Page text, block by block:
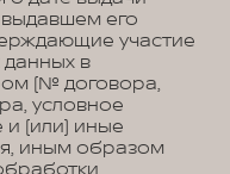
выдавшем его
участие
в
(№ договора,
условное
(или) иные
иным образом